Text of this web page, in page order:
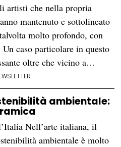
artisti che nella propria
mantenuto e sottolineato
molto profondo, con
caso particolare in questo
oltre che vicino a…
ambientale:
Nell’arte italiana, il
ambientale è molto